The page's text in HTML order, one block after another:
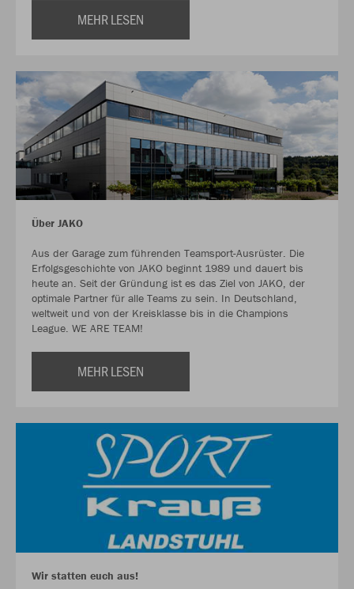
MEHR LESEN
Über JAKO
Aus der Garage zum führenden Teamsport-Ausrüster. Die
Erfolgsgeschichte von JAKO beginnt 1989 und dauert bis
heute an. Seit der Gründung ist es das Ziel von JAKO, der
optimale Partner für alle Teams zu sein. In Deutschland,
weltweit und von der Kreisklasse bis in die Champions
League. WE ARE TEAM!
MEHR LESEN
Wir statten euch aus!